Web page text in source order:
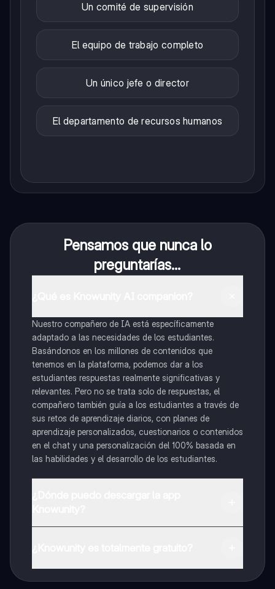
Un comité de supervisión
El equipo de trabajo completo
Un único jefe o director
El departamento de recursos humanos
Pensamos que nunca lo
preguntarías...
Nuestro compañero de IA está específicamente
adaptado a las necesidades de los estudiantes.
Basándonos en los millones de contenidos que
tenemos en la plataforma, podemos dar a los
estudiantes respuestas realmente significativas y
relevantes. Pero no se trata solo de respuestas, el
compañero también guía a los estudiantes a través de
sus retos de aprendizaje diarios, con planes de
aprendizaje personalizados, cuestionarios o contenidos
en el chat y una personalización del 100% basada en
las habilidades y el desarrollo de los estudiantes.